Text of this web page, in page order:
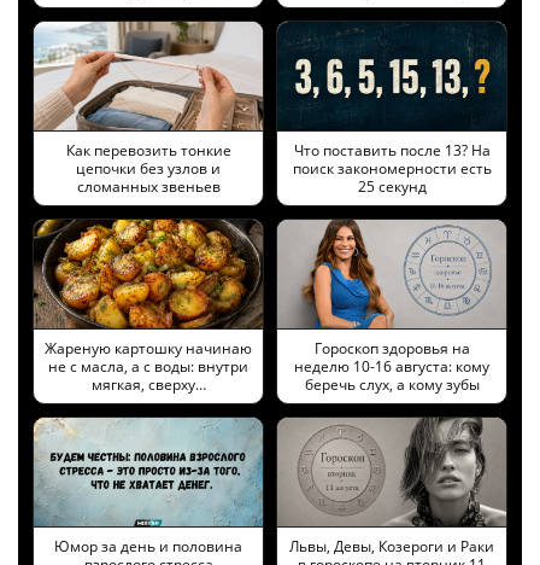
Как перевозить тонкие
цепочки без узлов и
сломанных звеньев
Что поставить после 13? На
поиск закономерности есть
25 секунд
Жареную картошку начинаю
не с масла, а с воды: внутри
мягкая, сверху…
Гороскоп здоровья на
неделю 10-16 августа: кому
беречь слух, а кому зубы
Юмор за день и половина
Львы, Девы, Козероги и Раки